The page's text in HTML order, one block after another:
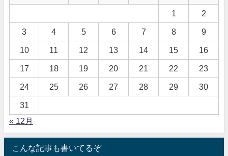
1 2
3 4 5 6 7 8 9
10 11 12 13 14 15 16
17 18 19 20 21 22 23
24 25 26 27 28 29 30
31
« 12月
こんな記事も書いてるぞ